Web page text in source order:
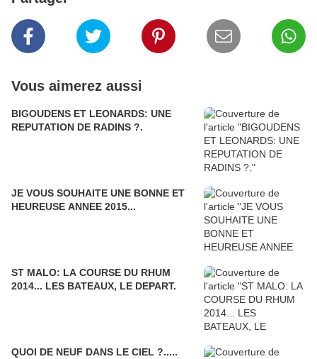
Vous aimerez aussi
BIGOUDENS ET LEONARDS: UNE
REPUTATION DE RADINS ?.
JE VOUS SOUHAITE UNE BONNE ET
HEUREUSE ANNEE 2015...
ST MALO: LA COURSE DU RHUM
2014... LES BATEAUX, LE DEPART.
QUOI DE NEUF DANS LE CIEL ?.....